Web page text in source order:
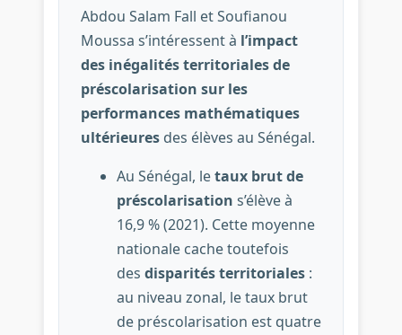
Abdou Salam Fall et Soufianou
Moussa s’intéressent à l’impact
des inégalités territoriales de
préscolarisation sur les
performances mathématiques
ultérieuresdes élèves au Sénégal.
Au Sénégal, letaux brut de
préscolarisation s’élève à
16,9 % (2021). Cette moyenne
nationale cache toutefois
des disparités territoriales:
au niveau zonal, le taux brut
de préscolarisation est quatre